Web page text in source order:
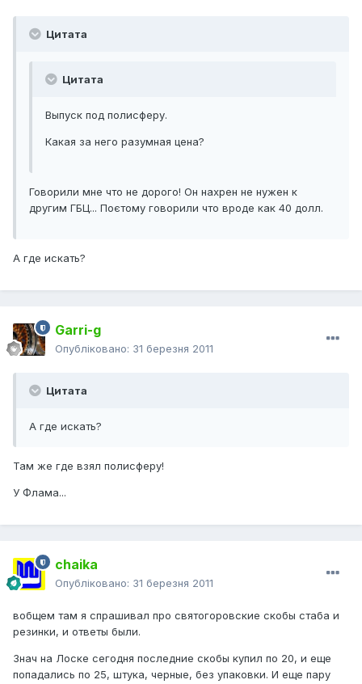
Цитата
Цитата
Выпуск под полисферу.
Какая за него разумная цена?
Говорили мне что не дорого! Он нахрен не нужен к
другим ГБЦ... Поєтому говорили что вроде как 40 долл.
А где искать?
Garri-g
Опубліковано: 31 березня 2011
Цитата
А где искать?
Там же где взял полисферу!
У Флама...
chaika
Опубліковано: 31 березня 2011
вобщем там я спрашивал про святогоровские скобы стаба и
резинки, и ответы были.
Знач на Лоске сегодня последние скобы купил по 20, и еще
попадались по 25, штука, черные, без упаковки. И еще пару